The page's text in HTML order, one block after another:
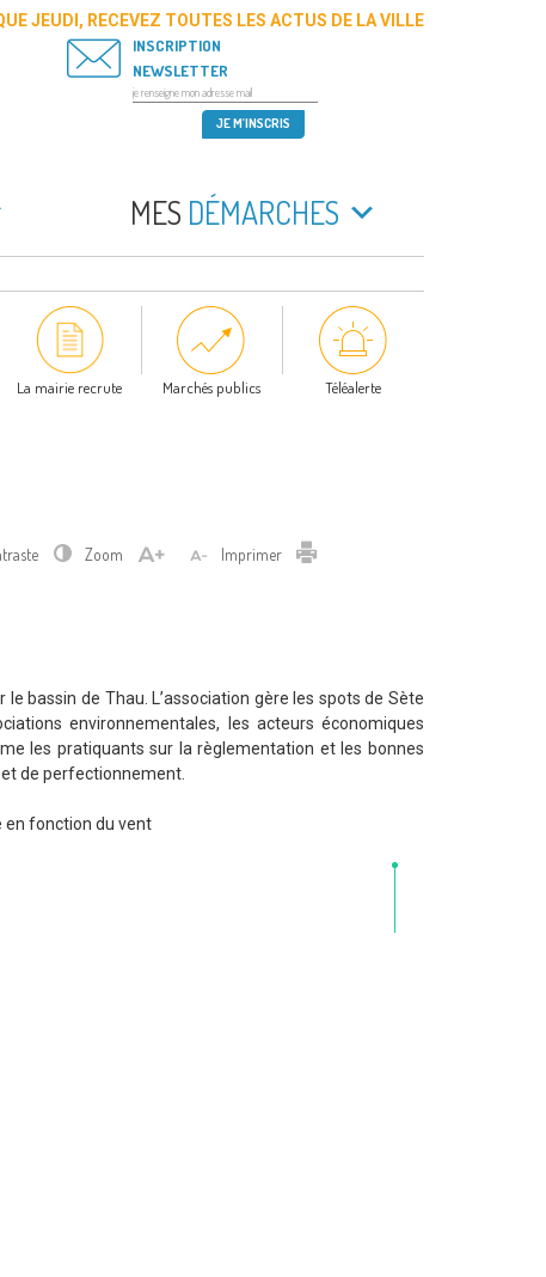
JEUDI, RECEVEZ TOUTES LES ACTUS DE LA VILLE
INSCRIPTION
NEWSLETTER
MES DÉMARCHES
La mairie recrute Marchés publics Téléalerte
Zoom Imprimer Imprimer
bassin de Thau. L’association gère les spots de Sète
environnementales, les acteurs économiques
les pratiquants sur la règlementation et les bonnes
de perfectionnement.
en fonction du vent